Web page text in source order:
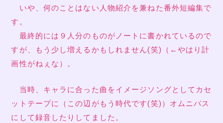
いや、何のことはない人物紹介を兼ねた番外短編集で
す。
最終的には９人分のものがノートに書かれているので
すが、もう少し増えるかもしれません(笑)（←やはり計
画性がねぇな）。
当時、キャラに合った曲をイメージソングとしてカセ
ットテープに（この辺がもう時代です(笑)）オムニバス
にして録音したりしてました。